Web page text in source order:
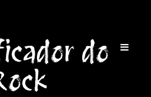
do